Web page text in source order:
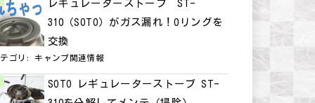
レギュレーターストーブ ST-
310（SOTO）がガス漏れ！Oリングを
交換
テゴリ:キャンプ関連情報
SOTO レギュレーターストーブ ST-